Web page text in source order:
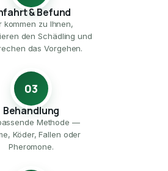
& Befund
kommen zu Ihnen,
den Schädling und
das Vorgehen.
03
Behandlung
Methode —
Köder, Fallen oder
Pheromone.